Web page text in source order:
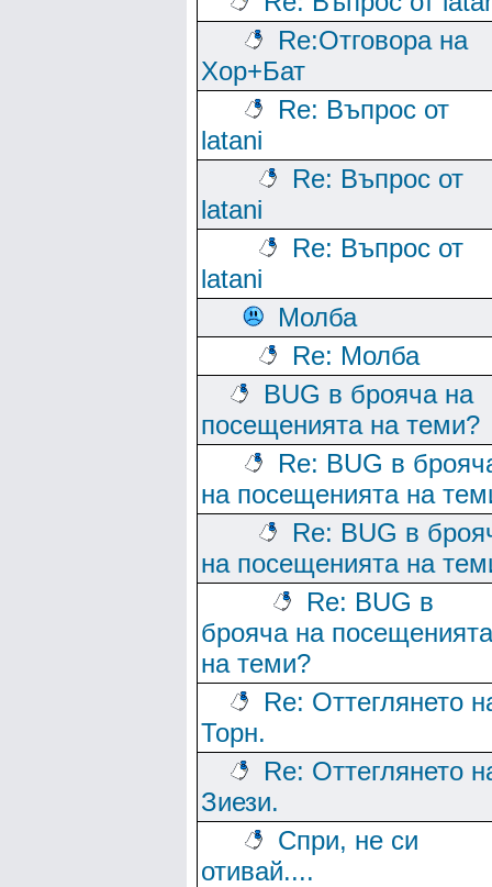
Re:Отговора на
Хор+Бат
Re: Въпрос от
latani
Re: Въпрос от
latani
Re: Въпрос от
latani
Молба
Re: Молба
BUG в брояча на
посещенията на теми?
Re: BUG в
на посещенията на
Re: BUG в
на посещенията на
Re: BUG в
брояча на посещенията
на теми?
Re: Оттеглянето
Торн.
Re: Оттеглянето
Зиези.
Спри, не си
отивай....